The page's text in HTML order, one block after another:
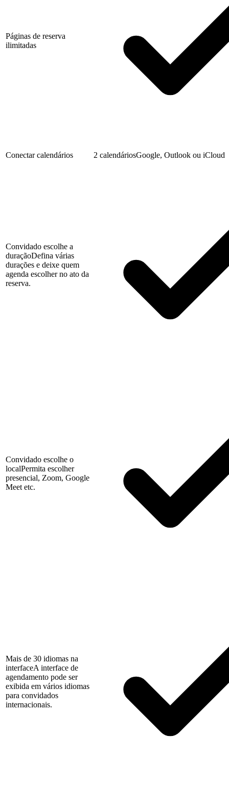
Páginas de reserva
ilimitadas
Conectar calendários 2 calendáriosGoogle, Outlook ou iCloud
Convidado escolhe a
duraçãoDefina várias
durações e deixe quem
agenda escolher no ato da
reserva.
Convidado escolhe o
localPermita escolher
presencial, Zoom, Google
Meet etc.
Mais de 30 idiomas na
interfaceA interface de
agendamento pode ser
exibida em vários idiomas
para convidados
internacionais.